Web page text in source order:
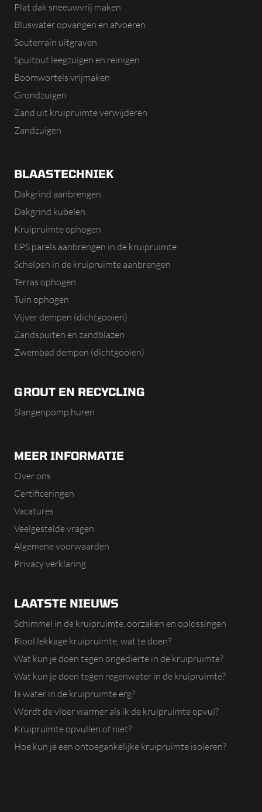
Plat dak sneeuwvrij maken
Bluswater opvangen en afvoeren
Souterrain uitgraven
Spuitput leegzuigen en reinigen
Boomwortels vrijmaken
Grondzuigen
Zand uit kruipruimte verwijderen
Zandzuigen
BLAASTECHNIEK
Dakgrind aanbrengen
Dakgrind kubelen
Kruipruimte ophogen
EPS parels aanbrengen in de kruipruimte
Schelpen in de kruipruimte aanbrengen
Terras ophogen
Tuin ophogen
Vijver dempen (dichtgooien)
Zandspuiten en zandblazen
Zwembad dempen (dichtgooien)
GROUT EN RECYCLING
Slangenpomp huren
MEER INFORMATIE
Over ons
Certificeringen
Vacatures
Veelgestelde vragen
Algemene voorwaarden
Privacy verklaring
LAATSTE NIEUWS
Schimmel in de kruipruimte, oorzaken en oplossingen
Riool lekkage kruipruimte, wat te doen?
Wat kun je doen tegen ongedierte in de kruipruimte?
Wat kun je doen tegen regenwater in de kruipruimte?
Is water in de kruipruimte erg?
Wordt de vloer warmer als ik de kruipruimte opvul?
Kruipruimte opvullen of niet?
Hoe kun je een ontoegankelijke kruipruimte isoleren?